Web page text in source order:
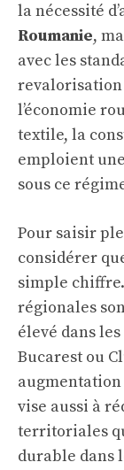
la nécessité
Roumanie,
avec les
revalorisation
l’économie
textile, la
emploient
sous ce
Pour saisir
considérer
simple
régionales
élevé dans
Bucarest ou
vise aussi à
territoriales
durable dans